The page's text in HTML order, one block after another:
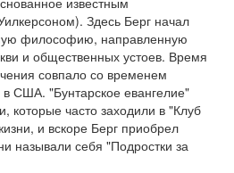
Здесь Берг начал
философию, направленную
и общественных устоев. Время
совпало со временем
США. "Бунтарское евангелие"
которые часто заходили в "Клуб
и вскоре Берг приобрел
называли себя "Подростки за